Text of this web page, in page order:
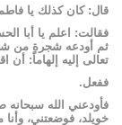
قال: كان كذلك يا
فقالت: اعلم يا أبا
ثم أودعه شجرة من
تعالى إليه إلهاماً:
ففعل.
فأودعني الله
خويلد، فوضعتني،